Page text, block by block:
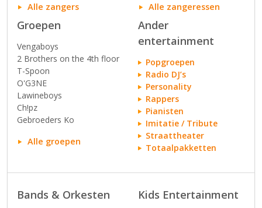
Alle zangers
Alle zangeressen
Groepen
Vengaboys
2 Brothers on the 4th floor
T-Spoon
O'G3NE
Lawineboys
Ch!pz
Gebroeders Ko
Alle groepen
Ander
entertainment
Popgroepen
Radio DJ’s
Personality
Rappers
Pianisten
Imitatie / Tribute
Straattheater
Totaalpakketten
Bands & Orkesten Kids Entertainment